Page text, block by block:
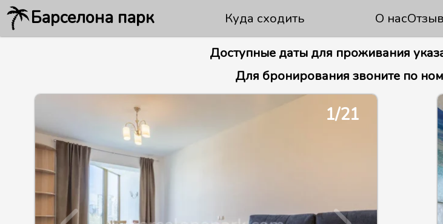
Барселона парк Куда сходить О нас
Доступные даты для проживания
Для бронирования звоните по
1/21